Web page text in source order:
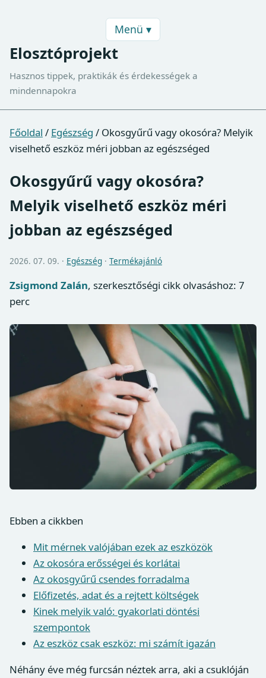
Menü ▾
Elosztóprojekt
Hasznos tippek, praktikák és érdekességek a
mindennapokra
Főoldal / Egészség / Okosgyűrű vagy okosóra? Melyik
viselhető eszköz méri jobban az egészséged
Okosgyűrű vagy okosóra?
Melyik viselhető eszköz méri
jobban az egészséged
2026. 07. 09. · Egészség · Termékajánló
Zsigmond Zalán, szerkesztőségi cikk olvasáshoz: 7
perc
Ebben a cikkben
Mit mérnek valójában ezek az eszközök
Az okosóra erősségei és korlátai
Az okosgyűrű csendes forradalma
Előfizetés, adat és a rejtett költségek
Kinek melyik való: gyakorlati döntési
szempontok
Az eszköz csak eszköz: mi számít igazán
Néhány éve még furcsán néztek arra, aki a csuklóján